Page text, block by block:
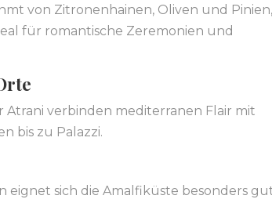
von Zitronenhainen, Oliven und
für romantische Zeremonien und
Atrani verbinden mediterranen Flair mit
bis zu Palazzi.
sich die Amalfiküste besonders